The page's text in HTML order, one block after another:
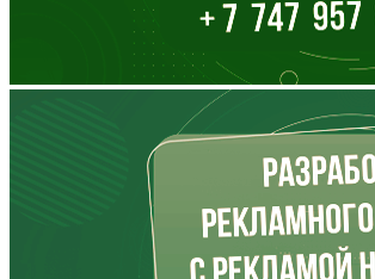
Запорожская область
Ивановская область
Иркутская область
Кабардино-Балкария
Калининградская область